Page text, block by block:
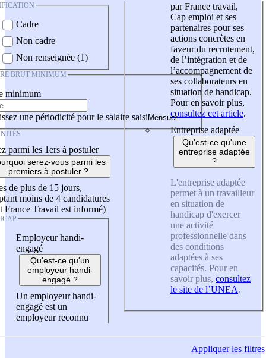
Cadre
Non cadre
Non renseignée (1)
BRUT MINIMUM
minimum
une périodicité pour le salaire saisi
parmi les 1ers à postuler
serez-vous parmi les
premiers à postuler ?
de plus de 15 jours,
moins de 4 candidatures
France Travail est informé)
Employeur handi-
engagé
Qu'est-ce qu'un
employeur handi-
engagé ?
Un employeur handi-
engagé est un
employeur reconnu
par France travail,
Cap emploi et ses
partenaires pour ses
actions concrètes en
faveur du recrutement,
de l’intégration et de
l’accompagnement de
ses collaborateurs en
situation de handicap.
Pour en savoir plus,
consultez cet article.
Entreprise adaptée
Qu'est-ce qu'une
entreprise adaptée
?
L'entreprise adaptée
permet à un travailleur
en situation de
handicap d'exercer
une activité
professionnelle dans
des conditions
adaptées à ses
capacités. Pour en
savoir plus, consultez
le site de l’UNEA.
Appliquerles filtres